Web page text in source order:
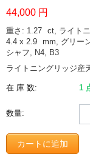
44,000 円
重さ: 1.27 ct, ライト
4.4 x 2.9 mm, グリー
シャフ, N4, B3
ライトニングリッジ産
在 庫 数: 1
数量:
カートに追加